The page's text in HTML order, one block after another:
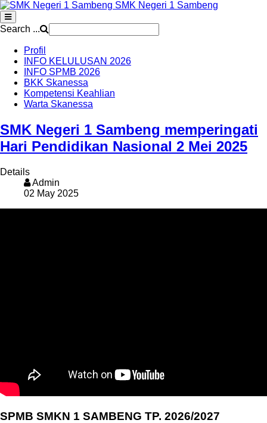
SMK Negeri 1 Sambeng
Search ...
Profil
INFO KELULUSAN 2026
INFO SPMB 2026
BKK Skanessa
Kompetensi Keahlian
Warta Skanessa
SMK Negeri 1 Sambeng memperingati
Hari Pendidikan Nasional 2 Mei 2025
Details
Admin
02 May 2025
SPMB SMKN 1 SAMBENG TP. 2026/2027